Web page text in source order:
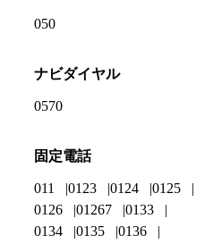
050
ナビダイヤル
0570
固定電話
011 0123 0124
0125
0126
01267
0133
0134
0135
0136